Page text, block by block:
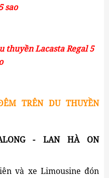
sao
thuyền Lacasta Regal5
TRÊN DU THUYỀN
- LAN HÀ ON
và xe Limousine đón